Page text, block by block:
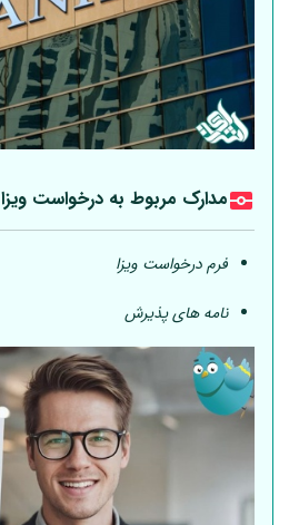
مدارک مربوط به درخواست ویزا
فرم درخواست ویزا
نامه های پذیرش